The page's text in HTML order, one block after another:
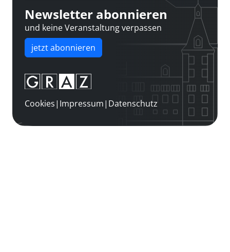
Newsletter abonnieren
und keine Veranstaltung verpassen
jetzt abonnieren
Cookies| Impressum| Datenschutz